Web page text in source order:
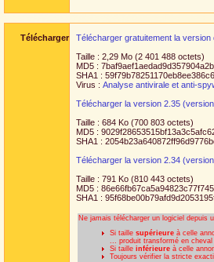
Télécharger
Télécharger gratuitement la version
Taille : 2,29 Mo (2 401 488 octets)
MD5 :
SHA1 :
Virus : Analyse antivirale et anti-
Télécharger la version 2.35
Taille : 684 Ko (700 803 octets)
MD5 :
SHA1 :
Télécharger la version 2.34
Taille : 791 Ko (810 443 octets)
MD5 :
SHA1 :
Ne jamais télécharger un logiciel depuis
Si taillesupérieure à celle
... produit transformé en cheval
Si taille inférieure à celle
Toujours vérifier la stricte